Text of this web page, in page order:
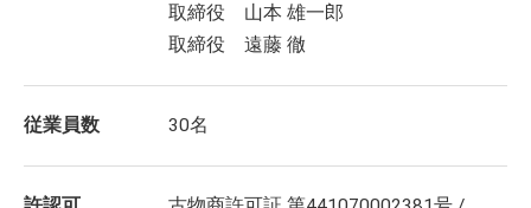
取締役 山本 雄一郎
取締役 遠藤 徹
従業員数 30名